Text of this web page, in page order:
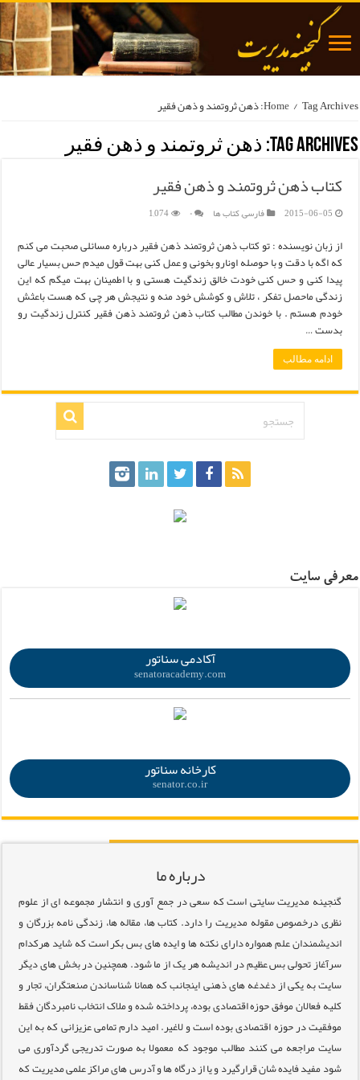
Home / Tag Archives: ذهن ثروتمند و ذهن فقیر
Tag Archives: ذهن ثروتمند و ذهن فقیر
کتاب ذهن ثروتمند و ذهن فقیر
2015-06-05 فارسی,کتاب ها ۰ 1,074
از زبان نویسنده : تو کتاب ذهن ثروتمند ذهن فقیر درباره مسائلی صحبت می کنم
که اگه با دقت و با حوصله اونارو بخونی و عمل کنی بهت قول میدم حس بسیار عالی
پیدا کنی و حس کنی خودت خالق زندگیت هستی و با اطمینان بهت میگم که این
زندگی ماحصل تفکر ، تلاش و کوشش خود منه و نتیجش هر چی که هست باعثش
خودم هستم . با خوندن مطالب کتاب ذهن ثروتمند ذهن فقیر کنترل زندگیت رو
بدست …
ادامه مطالب
معرفی سایت
آکادمی سناتور
senatoracademy.com
کارخانه سناتور
senator.co.ir
درباره ما
گنجینه مدیریت سایتی است که سعی در جمع آوری و انتشار مجموعه ای از علوم
نظری درخصوص مقوله مدیریت را دارد. کتاب ها، مقاله ها، زندگی نامه بزرگان و
اندیشمندان علم همواره دارای نکته ها و ایده های بس بکر است که شاید هرکدام
سرآغاز تحولی بس عظیم در اندیشه هر یک از ما شود. همچنین در بخش های دیگر
سایت به یکی از دغدغه های ذهنی اینجانب که همانا شناساندن صنعتگران، تجار و
کلیه فعالان موفق حوزه اقتصادی بوده، پرداخته شده و ملاک انتخاب نامبردگان فقط
موفقیت در حوزه اقتصادی بوده است و لاغیر. امید دارم تمامی عزیزانی که به این
سایت مراجعه می کنند مطالب موجود که معمولا به صورت تدریجی گردآوری می
شود مفید فایده شان قرارگیرد و یا از درگاه ها و آدرس های مراکز علمی مدیریت که